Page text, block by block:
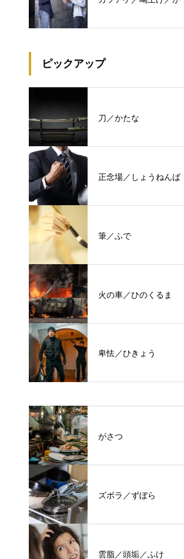
ピックアップ
刀／かたな
正念場／しょうねんば
筆／ふで
火の車／ひのくるま
卑怯／ひきょう
がさつ
ズボラ／ずぼら
雲脂／頭垢／ふけ